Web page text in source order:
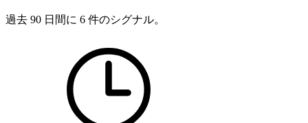
過去 90 日間に 6 件のシグナル。